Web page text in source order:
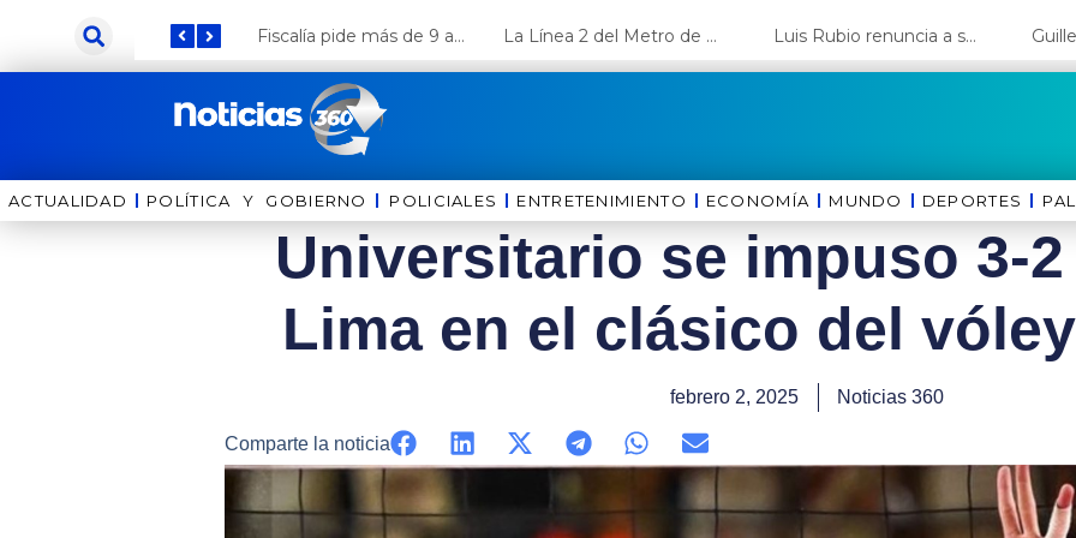
contenido
Fiscalía pide más de 9 años de cárcel para el diputado de oposición Harvey Colchado La Línea 2 del Metro de Lima y el Ramal 4 alcanzan un avance del 80% Luis Rubio renuncia a su candidatura a Lima y deja el camino libre a López Aliaga
ACTUALIDAD POLÍTICA Y GOBIERNO ⁠⁠POLICIALES ENTRETENIMIENTO ECONOMÍA MUNDO DEPORTES
Universitario se impuso 3-
Lima en el clásico del
febrero 2, 2025 Noticias 360
Comparte la noticia